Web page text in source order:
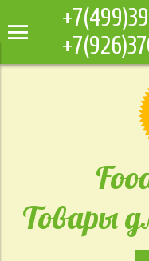
Товары